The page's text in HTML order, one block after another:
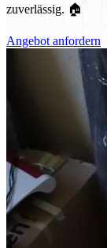
zuverlässig. 🏠
Angebot anfordern